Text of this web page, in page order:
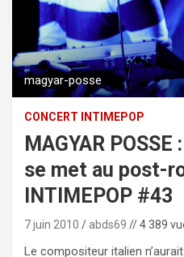
magyar-posse
CONCERT INTIMEPOP
MAGYAR
se met au post-
INTIMEPOP #43
7 juin 2010 abds69 // 4 389
Le compositeur italien